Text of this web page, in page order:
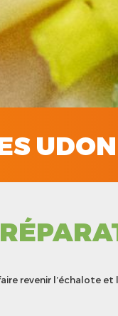
UDON
revenir l’échalote et